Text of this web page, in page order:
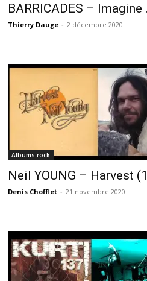
BARRICADES – Imagine
Thierry Dauge - 2 décembre 2020
Albums rock
Neil YOUNG – Harvest
Denis Chofflet - 21 novembre 2020